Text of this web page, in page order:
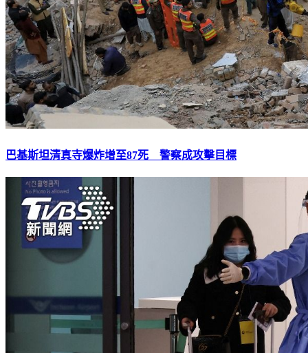
巴基斯坦清真寺爆炸增至87死 警察成攻擊目標